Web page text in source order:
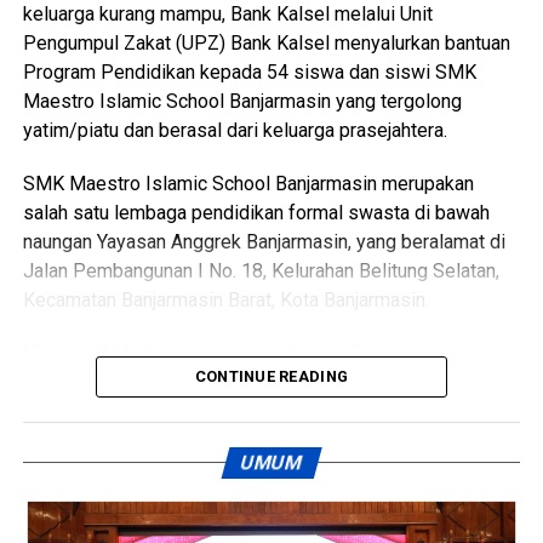
Views: 22
Bagikan ke
WhatsApp 0 Facebook 0
Messenger 0 Twitter/X 0
diresmikan hari Kamis, “ ucapnya.
“Kehadiran ikon religi baru ini sekaligus menambah
destinasi wisata spiritual bagi masyarakat di kawasan
perkantoran pemerintah, “ jelasnya.
Langkah tersebut membuktikan komitmen pemerintah
dalam merawat nilai keagamaan dan kebudayaan daerah.
Pada sektor ekonomi rakyat turut digenjot melalui gelaran
Kalsel Expo dengan memprioritaskan lapak bagi pelaku
Produk halal khas daerah bakal dipajang untuk memicu
perputaran uang dan membuka jalan kerja sama dagang.
Selain itu, pemerintah provinsi mengharapkan perputaran
modal di area pameran kali ini mampu melampaui capaian
tahun sebelumnya.
keluarga kurang mampu, Bank Kalsel melalui Unit
Pengumpul Zakat (UPZ) Bank Kalsel menyalurkan bantuan
Program Pendidikan kepada 54 siswa dan siswi SMK
Maestro Islamic School Banjarmasin yang tergolong
yatim/piatu dan berasal dari keluarga prasejahtera.
SMK Maestro Islamic School Banjarmasin merupakan
salah satu lembaga pendidikan formal swasta di bawah
naungan Yayasan Anggrek Banjarmasin, yang beralamat di
Jalan Pembangunan I No. 18, Kelurahan Belitung Selatan,
Kecamatan Banjarmasin Barat, Kota Banjarmasin.
“Saat ini, SMK Maestro Islamic School Banjarmasin
memiliki sekitar 457 siswa dan siswi. Dari jumlah tersebut,
keterbatasan finansial, khususnya dalam memenuhi
kewajiban biaya pendidikan berupa Sumbangan Pembinaan
Pendidikan (SPP),” ujar UPZ Bank Kalsel.
CONTINUE READING
UMUM